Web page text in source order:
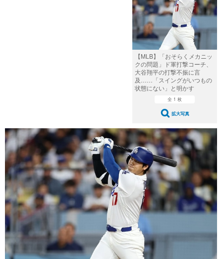
ファッション
写真
政治
【MLB】「おそらくメカニッ
クの問題」ド軍打撃コーチ、
大谷翔平の打撃不振に言
及……「スイングがいつもの
状態にない」と明かす
全 1 枚
拡大写真